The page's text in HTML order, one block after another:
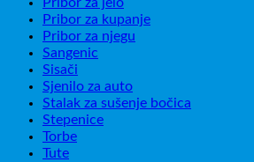
Pribor za kupanje
Pribor za njegu
Sangenic
Sisači
Sjenilo za auto
Stalak za sušenje bočica
Stepenice
Torbe
Tute